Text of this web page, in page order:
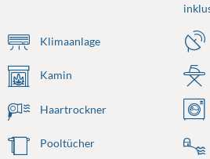
Klimaanlage
Kamin
Haartrockner
Pooltücher